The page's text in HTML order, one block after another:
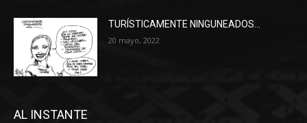
TURÍSTICAMENTE NINGUNEADOS…
20 mayo, 2022
AL INSTANTE